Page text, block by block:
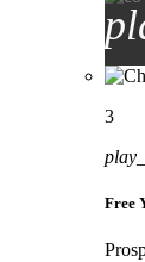
3
Free